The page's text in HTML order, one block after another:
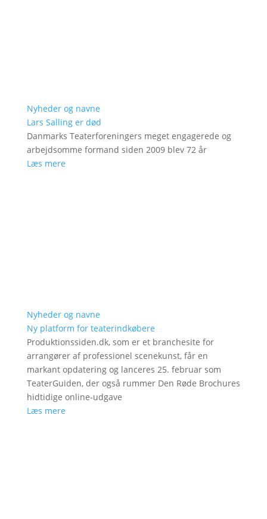
Nyheder og navne
Lars Salling er død
Danmarks Teaterforeningers meget engagerede og
arbejdsomme formand siden 2009 blev 72 år
Læs mere
Nyheder og navne
Ny platform for teaterindkøbere
Produktionssiden.dk, som er et branchesite for
arrangører af professionel scenekunst, får en
markant opdatering og lanceres 25. februar som
TeaterGuiden, der også rummer Den Røde Brochures
hidtidige online-udgave
Læs mere